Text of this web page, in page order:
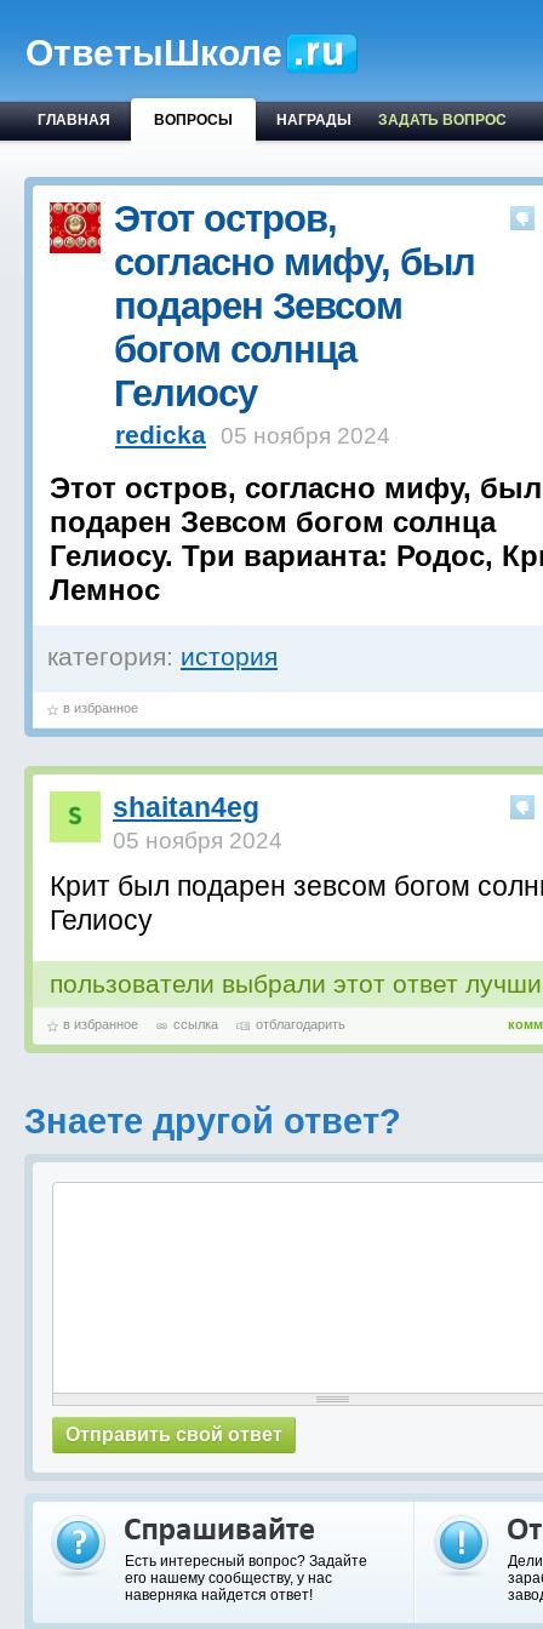
ОтветыШколе
ГЛАВНАЯ ВОПРОСЫ НАГРАДЫ ЗАДАТЬ ВОПРОС
Этот остров,
согласно мифу, был
подарен Зевсом
богом солнца
Гелиосу
redicka 05 ноября 2024
Этот остров, согласно мифу, был
подарен Зевсом богом солнца
Гелиосу. Три варианта: Родос,
Лемнос
категория: история
в избранное
shaitan4eg
05 ноября 2024
Крит был подарен зевсом богом
Гелиосу
пользователи выбрали этот ответ
в избранное ссылка отблагодарить
Знаете другой ответ?
Есть интересный вопрос? Задайте
его нашему сообществу, у нас
наверняка найдется ответ!